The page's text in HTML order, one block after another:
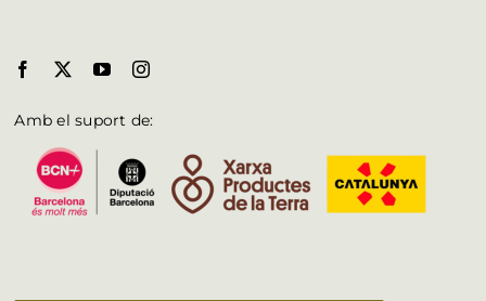
Amb el suport de: